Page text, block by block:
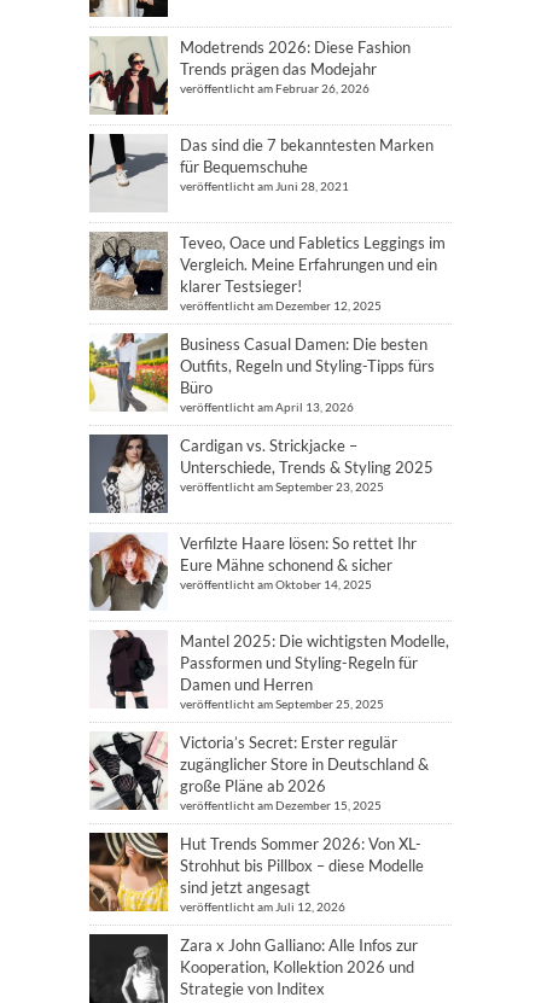
Modetrends 2026: Diese Fashion
Trends prägen das Modejahr
veröffentlicht am Februar 26, 2026
Das sind die 7 bekanntesten Marken
für Bequemschuhe
veröffentlicht am Juni 28, 2021
Teveo, Oace und Fabletics Leggings im
Vergleich. Meine Erfahrungen und ein
klarer Testsieger!
veröffentlicht am Dezember 12, 2025
Business Casual Damen: Die besten
Outfits, Regeln und Styling-Tipps fürs
Büro
veröffentlicht am April 13, 2026
Cardigan vs. Strickjacke –
Unterschiede, Trends & Styling 2025
veröffentlicht am September 23, 2025
Verfilzte Haare lösen: So rettet Ihr
Eure Mähne schonend & sicher
veröffentlicht am Oktober 14, 2025
Mantel 2025: Die wichtigsten Modelle,
Passformen und Styling-Regeln für
Damen und Herren
veröffentlicht am September 25, 2025
Victoria’s Secret: Erster regulär
zugänglicher Store in Deutschland &
große Pläne ab 2026
veröffentlicht am Dezember 15, 2025
Hut Trends Sommer 2026: Von XL-
Strohhut bis Pillbox – diese Modelle
sind jetzt angesagt
veröffentlicht am Juli 12, 2026
Zara x John Galliano: Alle Infos zur
Kooperation, Kollektion 2026 und
Strategie von Inditex